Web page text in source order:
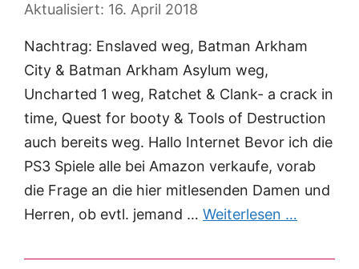
16. April 2018
Nachtrag: Enslaved weg, Batman Arkham
City & Batman Arkham Asylum weg,
Uncharted 1 weg, Ratchet & Clank- a crack in
time, Quest for booty & Tools of Destruction
auch bereits weg. Hallo Internet Bevor ich die
PS3 Spiele alle bei Amazon verkaufe, vorab
die Frage an die hier mitlesenden Damen und
Herren, ob evtl. jemand … Weiterlesen …